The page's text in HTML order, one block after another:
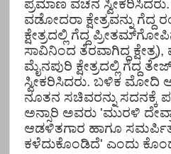
ಪ್ರಮಾಣ ವಚನ
ವಡೋದರಾ ಕ್ಷೇತ್ರವನ್ನು
ಕ್ಷೇತ್ರದಲ್ಲಿ ಗೆದ್ದ
ಸಾವಿನಿಂದ ತೆರವಾಗಿದ್ದ
ಮೈನಪುರಿ ಕ್ಷೇತ್ರದಲ್ಲಿ
ಸ್ವೀಕರಿಸಿದರು. ಬಳಿಕ ಮೋದಿ
ನೂತನ ಸಚಿವರನ್ನು
ಅನ್ಸಾರಿ ಅವರು 'ಮುರಳಿ
ಆಡಳಿತಗಾರ ಹಾಗೂ
ಕಳೆದುಕೊಂಡಿದೆ' ಎಂದು